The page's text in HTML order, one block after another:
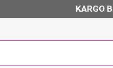
KARGO